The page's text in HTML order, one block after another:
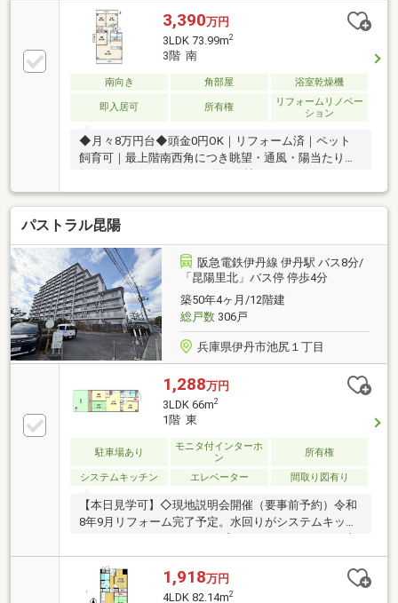
3,390万円
3LDK 73.99m2
3階 南
南向き 角部屋 浴室乾燥機
即入居可 所有権
リフォームリノベー
ション
◆月々8万円台◆頭金0円OK｜リフォーム済｜ペット
飼育可｜最上階南西角につき眺望・通風・陽当たり良
ン｜食洗器・浴乾完備｜JR「伊丹」駅徒歩3分
パストラル昆陽
阪急電鉄伊丹線 伊丹駅 バス8分/
「昆陽里北」バス停 停歩4分
築50年4ヶ月/12階建
総戸数306戸
兵庫県伊丹市池尻１丁目
1,288万円
3LDK 66m2
1階 東
駐車場あり
モニタ付インターホ
ン
所有権
システムキッチン エレベーター 間取り図有り
【本日見学可】◇現地説明会開催（要事前予約）令和
8年9月リフォーム完了予定。水回りがシステムキッチ
体・ウォシュレットまですべて新品に交換されます。
1,918万円
4LDK 82.14m2